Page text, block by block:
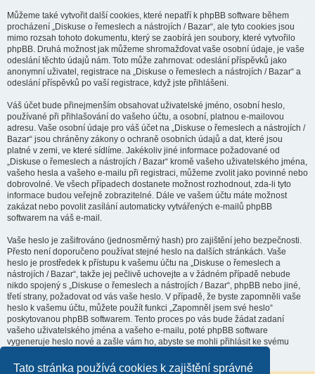
Tato stránka používá cookies k zajištění správné
Můžeme také vytvořit další cookies, které nepatří k phpBB software během
procházení „Diskuse o řemeslech a nástrojích / Bazar“, ale tyto cookies jsou
mimo rozsah tohoto dokumentu, který se zaobírá jen soubory, které vytvořilo
phpBB. Druhá možnost jak můžeme shromažďovat vaše osobní údaje, je vaše
odeslání těchto údajů nám. Toto může zahrnovat: odeslání příspěvků jako
anonymní uživatel, registrace na „Diskuse o řemeslech a nástrojích / Bazar“ a
odeslání příspěvků po vaší registrace, když jste přihlášeni.
Váš účet bude přinejmenším obsahovat uživatelské jméno, osobní heslo,
používané při přihlašování do vašeho účtu, a osobní, platnou e-mailovou
adresu. Vaše osobní údaje pro váš účet na „Diskuse o řemeslech a nástrojích /
Bazar“ jsou chráněny zákony o ochraně osobních údajů a dat, které jsou
platné v zemi, ve které sídlíme. Jakékoliv jiné informace požadované od
„Diskuse o řemeslech a nástrojích / Bazar“ kromě vašeho uživatelského jména,
vašeho hesla a vašeho e-mailu při registraci, můžeme zvolit jako povinné nebo
dobrovolné. Ve všech případech dostanete možnost rozhodnout, zda-li tyto
informace budou veřejně zobrazitelné. Dále ve vašem účtu máte možnost
zakázat nebo povolit zasílání automaticky vytvářených e-mailů phpBB
softwarem na váš e-mail.
Vaše heslo je zašifrováno (jednosměrný hash) pro zajištění jeho bezpečnosti.
Přesto není doporučeno používat stejné heslo na dalších stránkách. Vaše
heslo je prostředek k přístupu k vašemu účtu na „Diskuse o řemeslech a
nástrojích / Bazar“, takže jej pečlivě uchovejte a v žádném případě nebude
nikdo spojený s „Diskuse o řemeslech a nástrojích / Bazar“, phpBB nebo jiné,
třetí strany, požadovat od vás vaše heslo. V případě, že byste zapomněli vaše
heslo k vašemu účtu, můžete použít funkci „Zapomněl jsem své heslo“
poskytovanou phpBB softwarem. Tento proces po vás bude žádat zadaní
vašeho uživatelského jména a vašeho e-mailu, poté phpBB software
vygeneruje heslo nové a zašle vám ho, abyste se mohli přihlásit ke svému